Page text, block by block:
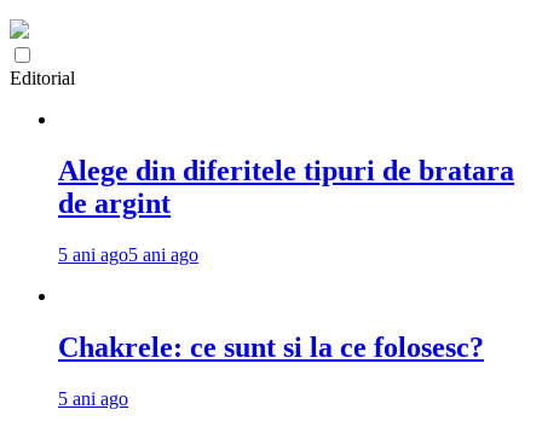
Editorial
Alege din diferitele tipuri de bratara
de argint
5 ani ago5 ani ago
Chakrele: ce sunt si la ce folosesc?
5 ani ago